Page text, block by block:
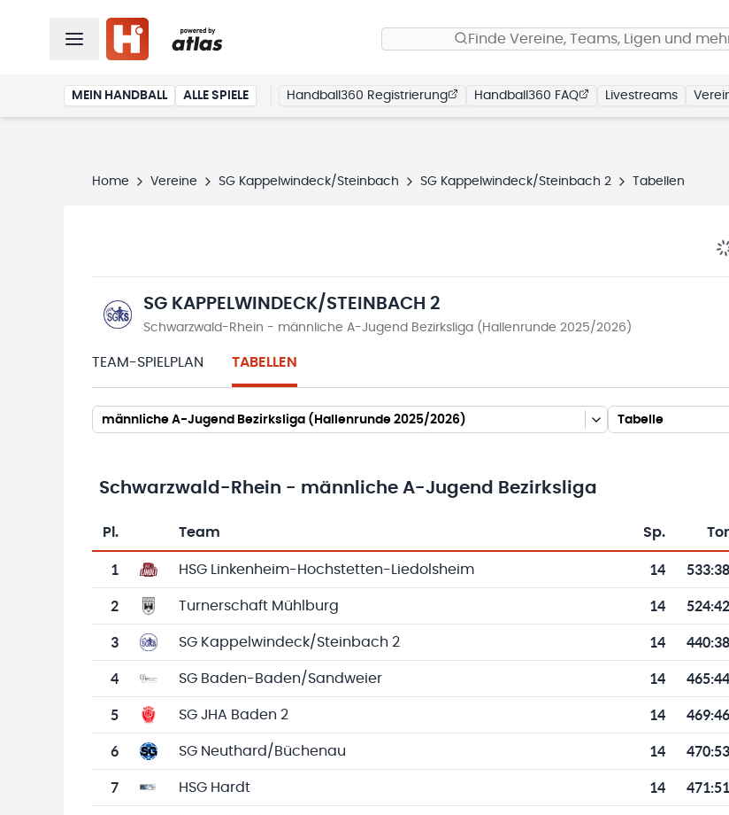
Finde Vereine, Teams, Ligen und
MEIN HANDBALL ALLE SPIELE Handball360 Registrierung Handball360 FAQ Livestreams
Home Vereine SG Kappelwindeck/Steinbach SG Kappelwindeck/Steinbach 2 Tabellen
SG KAPPELWINDECK/STEINBACH 2
Schwarzwald-Rhein - männliche A-Jugend Bezirksliga (Hallenrunde 2025/2026)
TEAM-SPIELPLAN TABELLEN
männliche A-Jugend Bezirksliga (Hallenrunde 2025/2026) Tabelle
Schwarzwald-Rhein - männliche A-Jugend Bezirksliga
Tabelle mit Vereinsplatzierungen, Spielen, Toren und Punkten
Pl. Team Sp.
1 HSG Linkenheim-Hochstetten-Liedolsheim 14 533:
2 Turnerschaft Mühlburg 14 524:
3 SG Kappelwindeck/Steinbach 2 14 440:
4 SG Baden-Baden/Sandweier 14 465:
5 SG JHA Baden 2 14 469:
6 SG Neuthard/Büchenau 14 470:
7 HSG Hardt 14 471: